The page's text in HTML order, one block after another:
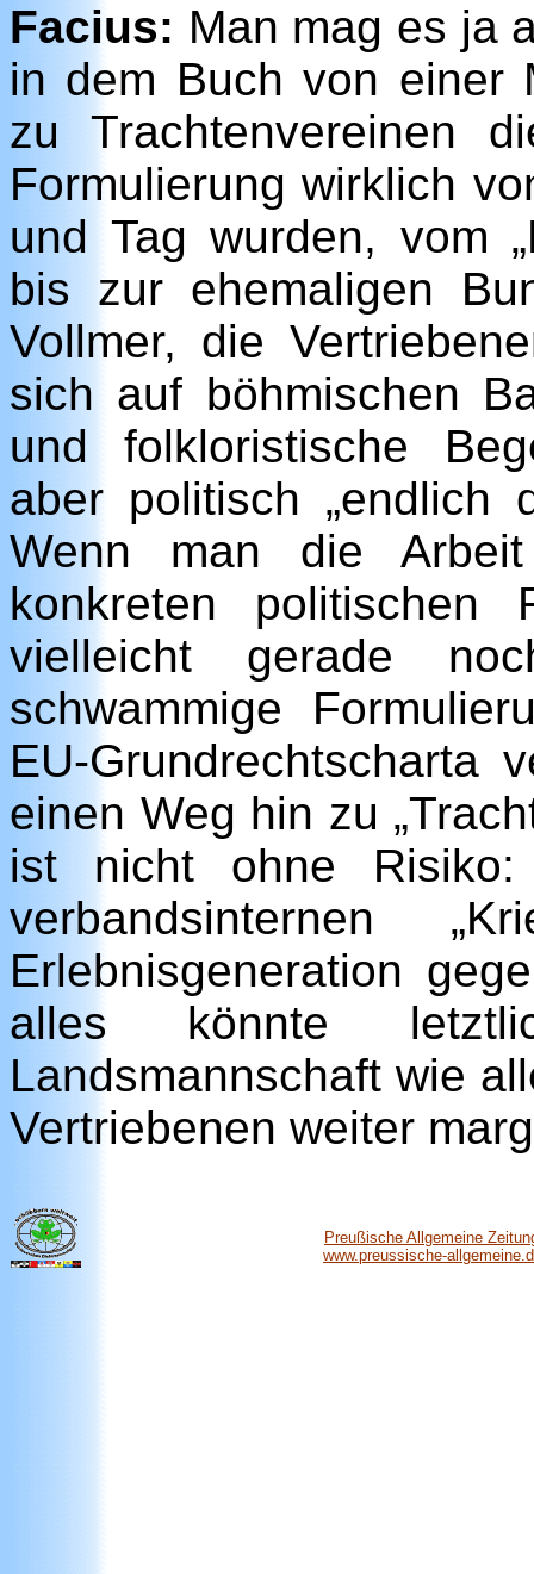
Facius: Man mag es ja
in dem Buch von einer
zu Trachtenvereinen
Formulierung wirklich
und Tag wurden, vom
bis zur ehemaligen
Vollmer, die
sich auf böhmischen
und folkloristische
aber politisch „endlich
Wenn man die
konkreten politischen
vielleicht gerade
schwammige
EU-Grundrechtscharta
einen Weg hin zu
ist nicht ohne
verbandsinternen
Erlebnisgeneration
alles könnte
Landsmannschaft wie
Vertriebenen weiter
Preußische Allgemeine
www.preussische-